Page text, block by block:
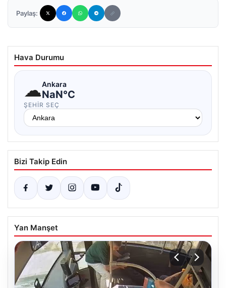
Paylaş:
Hava Durumu
☁Ankara
NaN°C
ŞEHIR SEÇ
Bizi Takip Edin
Yan Manşet